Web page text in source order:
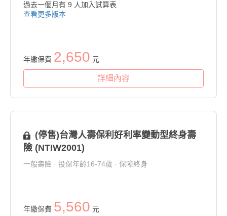
過去一個月有 9 人加入試算表
查看更多版本
年繳保費 2,650 元
詳細內容
(停售)台灣人壽保利好利率變動型終身壽
險 (NTIW2001)
一般壽險 · 投保年齡16-74歲 · 保障終身
年繳保費 5,560 元